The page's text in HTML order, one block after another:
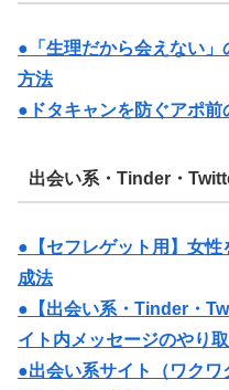
●「生理だから会えない
方法
●ドタキャンを防ぐアポ前
出会い系・Tinder・
●【セフレゲット用】女
成法
●【出会い系・Tinder・
イト内メッセージのやり
●出会い系サイト（ワク